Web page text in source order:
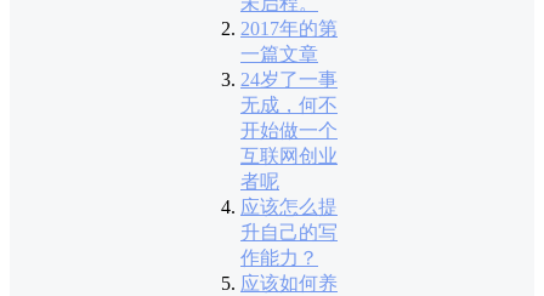
2017年的第
一篇文章
24岁了一事
无成，何不
开始做一个
互联网创业
者呢
应该怎么提
升自己的写
作能力？
应该如何养